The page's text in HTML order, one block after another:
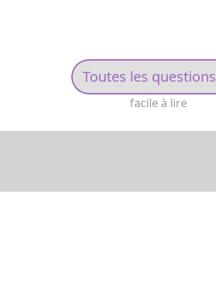
Toutes les questions
facile à lire